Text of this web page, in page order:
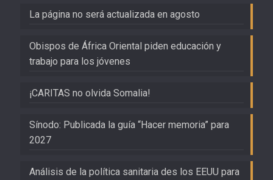
La página no será actualizada en agosto
Obispos de África Oriental piden educación y
trabajo para los jóvenes
¡CARITAS no olvida Somalia!
Sínodo: Publicada la guía “Hacer memoria” para
2027
Análisis de la política sanitaria des los EEUU para